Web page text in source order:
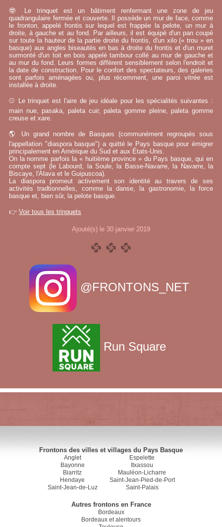
🤓 Le trinquet est un bâtiment renfermant une zone de jeu
quadrangulaire fermée et couverte. Il possède un mur de face, comme
le fronton, appelé frontis sur lequel est frappée la pelote, un mur à
droite, à gauche et au fond. Par ailleurs, il est équipé d'un pan coupé
sur toute la hauteur de la partie droite du frontis, d'un xilo (« trou » en
basque) aux angles biseautés en bas à droite du frontis et d'un muret
surmonté d'un toit en bois appelé tambour collé au mur de gauche et
au mur du fond. Leurs formes diffèrent sensiblement selon l'endroit et
la date de construction. Pour le confort des spectateurs, des galeries
sont parfois aménagées ou, plus récemment, une paroi vitrée est
installée à droite.
⚾ Le trinquet est l'aire de jeu idéale pour les spécialités suivantes :
main nue, pasaka, paleta cuir, paleta gomme pleine, paleta gomme
creuse et xare.
🌎 Un grand nombre de Basques (communément regroupés sous
l'appellation "diaspora basque") a quitté le Pays basque pour émigrer
principalement en Amérique du Sud et aux États-Unis.
On la nomme parfois la « huitième province » du Pays basque, qui en
compte sept (le Labourd, la Soule, la Basse-Navarre, la Navarre, la
Biscaye, l'Alava et le Guipuscoa).
La diaspora promeut activement son identité au travers de ses
activités tradtionnelles, comme la danse, la gastronomie, la force
basque et, bien sûr, la pelote basque.
👉 Voir tous les trinquets
Ajouté(s) le 30 janvier 2019
@FRONTONS_NET
Run Square
Frontons des villes et villages du Pays Basque
Anglet
Bayonne
Biarritz
Hendaye
Saint-Jean-de-Luz
Espelette
Itxassou
Mauléon-Licharre
Saint-Jean-Pied-de-Port
Saint-Palais
Autres frontons en France
Bordeaux
Bordeaux et alentours